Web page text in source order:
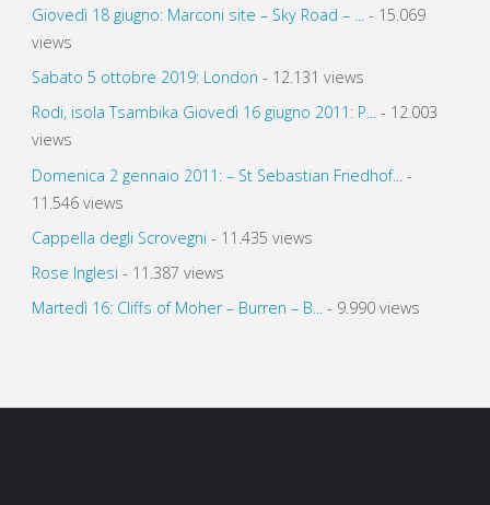
Giovedì 18 giugno: Marconi site – Sky Road – ...- 15.069
views
Sabato 5 ottobre 2019: London - 12.131 views
Rodi, isola Tsambika Giovedì 16 giugno 2011: P...- 12.003
views
Domenica 2 gennaio 2011: – St Sebastian Friedhof...
-
11.546 views
Cappella degli Scrovegni - 11.435 views
Rose Inglesi - 11.387 views
Martedì 16: Cliffs of Moher – Burren – B...- 9.990 views